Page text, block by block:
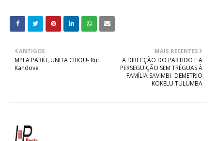
MAIS RECENTES
A DIRECÇÃO DO PARTIDO E A
PERSEGUIÇÃO SEM TRÉGUAS À
FAMÍLIA SAVIMBI- DEMETRIO
KOKELU TULUMBA
ANTIGOS
MPLA PARIU, UNITA CRIOU- Rui
Kandove